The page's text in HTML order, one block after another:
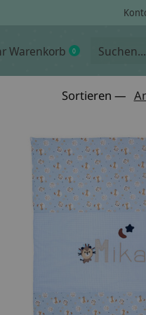
Warenkorb 0items
Sortieren —